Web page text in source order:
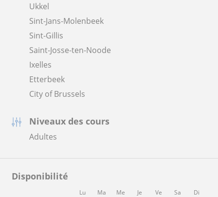
Ukkel
Sint-Jans-Molenbeek
Sint-Gillis
Saint-Josse-ten-Noode
Ixelles
Etterbeek
City of Brussels
Niveaux des cours
Adultes
Disponibilité
Lu Ma Me Je Ve Sa Di